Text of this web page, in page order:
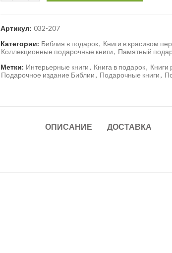
Артикул: 032-207
Категории: Библия в подарок, Книги в красивом
Коллекционные подарочные книги, Памятный
Метки: Интерьерные книги, Книга в подарок, Книги
Подарочное издание Библии, Подарочные книги,
ОПИСАНИЕ ДОСТАВКА